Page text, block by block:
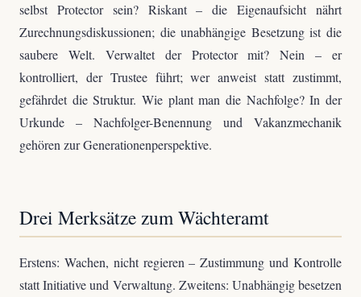
selbst Protector sein? Riskant – die Eigenaufsicht nährt
Zurechnungsdiskussionen; die unabhängige Besetzung ist die
saubere Welt. Verwaltet der Protector mit? Nein – er
kontrolliert, der Trustee führt; wer anweist statt zustimmt,
gefährdet die Struktur. Wie plant man die Nachfolge? In der
Urkunde – Nachfolger-Benennung und Vakanzmechanik
gehören zur Generationenperspektive.
Drei Merksätze zum Wächteramt
Erstens: Wachen, nicht regieren – Zustimmung und Kontrolle
statt Initiative und Verwaltung. Zweitens: Unabhängig besetzen